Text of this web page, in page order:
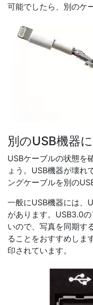
可能でしたら、別のケ
別のUSB機器
USBケーブルの状態を
ょう。USB機器が壊れ
ングケーブルを別の
一般にUSB機器には、
があります。USB3.0
いので、写真を同期す
ることをおすすめしま
印されています。